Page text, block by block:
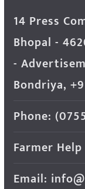
14 Press
Bhopal -
-
Bondriya,
Phone:
Farmer
Email: